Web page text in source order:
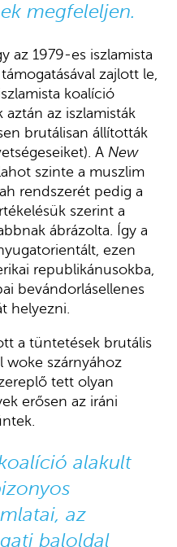
megfeleljen.
az 1979-es iszlamista
zajlott le,
koalíció
az iszlamisták
brutálisan állították
A New
szinte a muszlim
rendszerét pedig a
szerint a
ábrázolta. Így a
ezen
republikánusokba,
bevándorlásellenes
helyezni.
a tüntetések brutális
woke szárnyához
tett olyan
erősen az iráni
alakult
az
baloldal